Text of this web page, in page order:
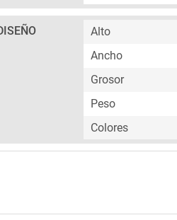
Alto
Ancho
Grosor
Peso
Colores